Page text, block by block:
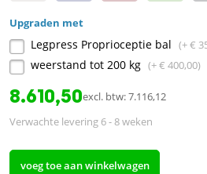
Upgraden met
Legpress Proprioceptie bal (+ €
weerstand tot 200 kg (+ € 400,00)
8.610,50excl. btw: 7.116,12
Verwachte levering 6 - 8 weken
voeg toe aan winkelwagen